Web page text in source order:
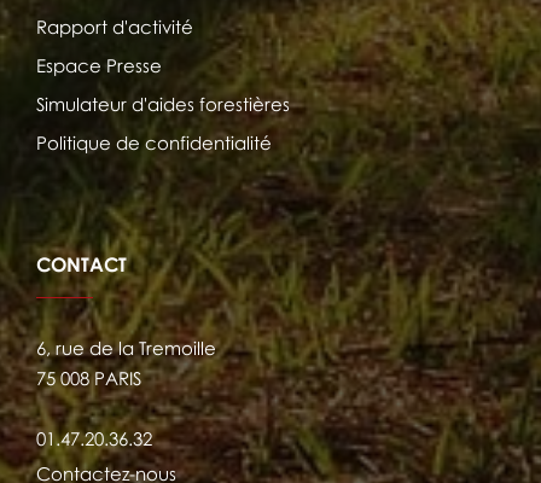
Rapport d'activité
Espace Presse
Simulateur d'aides forestières
Politique de confidentialité
CONTACT
6, rue de la Tremoille
75 008 PARIS
01.47.20.36.32
Contactez-nous